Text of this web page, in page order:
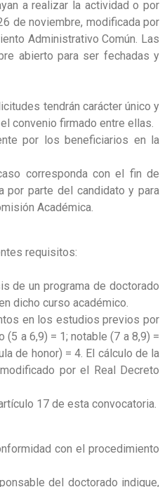
a realizar la actividad o por
de noviembre, modificada por
Administrativo Común. Las
abierto para ser fechadas y
tendrán carácter único y
convenio firmado entre ellas.
por los beneficiarios en la
corresponda con el fin de
por parte del candidato y para
Académica.
requisitos:
de un programa de doctorado
dicho curso académico.
en los estudios previos por
a 6,9) = 1; notable (7 a 8,9) =
de honor) = 4. El cálculo de la
por el Real Decreto
17 de esta convocatoria.
con el procedimiento
del doctorado indique,